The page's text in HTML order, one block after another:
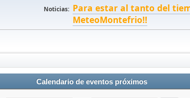
Noticias: Para estar al tanto del
MeteoMontefrio!!
Calendario de eventos próximos